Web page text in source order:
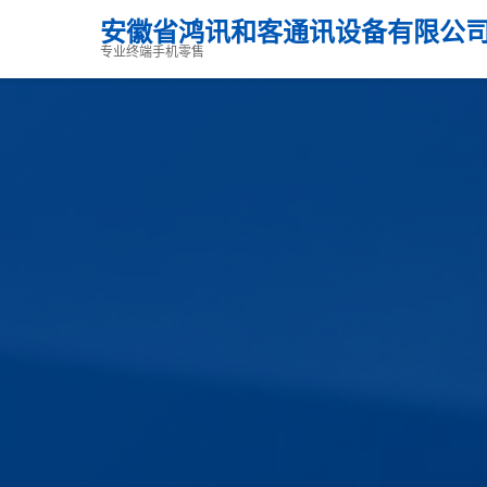
安徽省鸿讯和客通讯设备有限公
专业终端手机零售